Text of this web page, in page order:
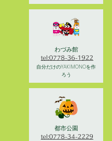
わづみ館
tel:0778-36-1922
自分だけのYAKIMONOを作
ろう
都市公園
tel:0778-34-2229